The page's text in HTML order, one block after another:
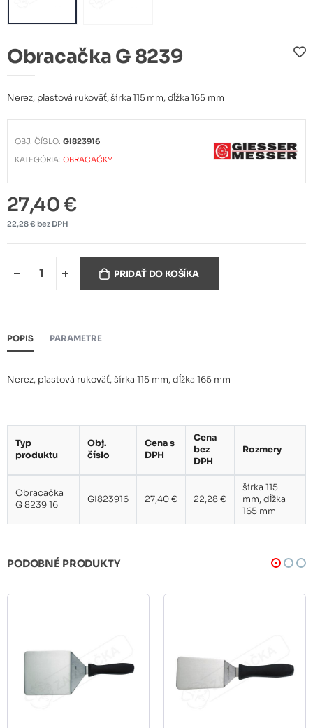
Obracačka G 8239
Nerez, plastová rukoväť, šírka 115 mm, dĺžka 165 mm
OBJ. ČÍSLO:GI823916
KATEGÓRIA:OBRACAČKY
27,40 €
22,28 € bez DPH
PRIDAŤ DO KOŠÍKA
POPIS PARAMETRE
Nerez, plastová rukoväť, šírka 115 mm, dĺžka 165 mm
Typ
produktu
Obj.
číslo
Cena s
DPH
Cena
bez
DPH
Rozmery
Obracačka
G 8239 16
GI823916 27,40 € 22,28 €
šírka 115
mm, dĺžka
165 mm
PODOBNÉ PRODUKTY